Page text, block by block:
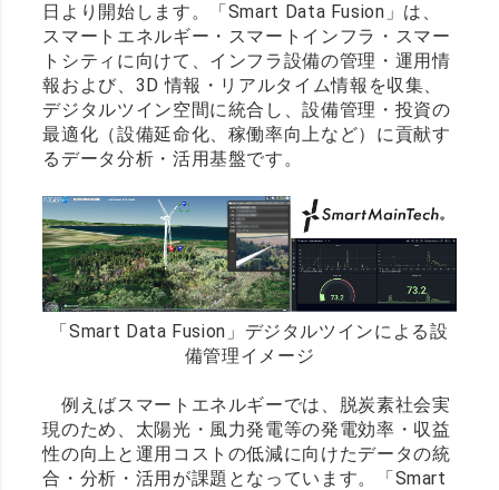
日より開始します。「Smart Data Fusion」は、
スマートエネルギー・スマートインフラ・スマー
トシティに向けて、インフラ設備の管理・運用情
報および、3D 情報・リアルタイム情報を収集、
デジタルツイン空間に統合し、設備管理・投資の
最適化（設備延命化、稼働率向上など）に貢献す
るデータ分析・活用基盤です。
「Smart Data Fusion」デジタルツインによる設
備管理イメージ
例えばスマートエネルギーでは、脱炭素社会実
現のため、太陽光・風力発電等の発電効率・収益
性の向上と運用コストの低減に向けたデータの統
合・分析・活用が課題となっています。「Smart